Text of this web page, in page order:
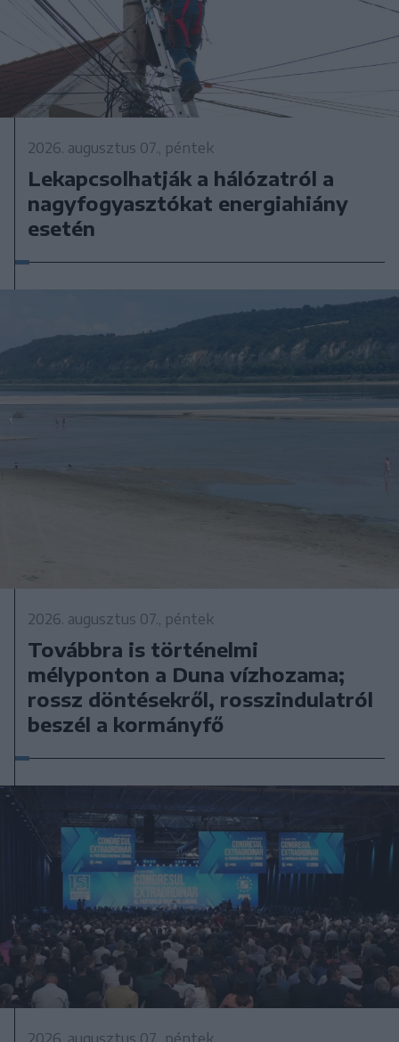
2026. augusztus 07., péntek
Lekapcsolhatják a hálózatról a
nagyfogyasztókat energiahiány
esetén
2026. augusztus 07., péntek
Továbbra is történelmi
mélyponton a Duna vízhozama;
rossz döntésekről, rosszindulatról
beszél a kormányfő
2026. augusztus 07., péntek